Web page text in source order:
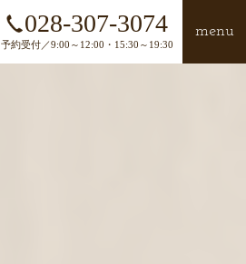
028-307-3074
予約受付／9:00～12:00・15:30～19:30
menu